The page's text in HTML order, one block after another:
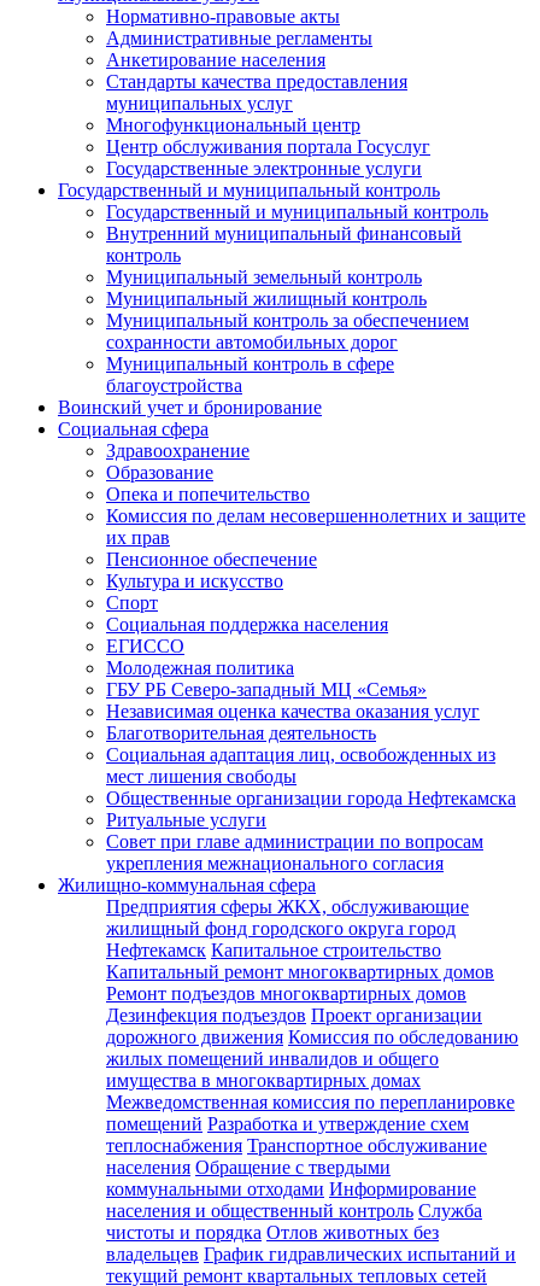
Нормативно-правовые акты
Административные регламенты
Анкетирование населения
Стандарты качества предоставления
муниципальных услуг
Многофункциональный центр
Центр обслуживания портала Госуслуг
Государственные электронные услуги
Государственный и муниципальный контроль
Государственный и муниципальный контроль
Внутренний муниципальный финансовый
контроль
Муниципальный земельный контроль
Муниципальный жилищный контроль
Муниципальный контроль за обеспечением
сохранности автомобильных дорог
Муниципальный контроль в сфере
благоустройства
Воинский учет и бронирование
Социальная сфера
Здравоохранение
Образование
Опека и попечительство
Комиссия по делам несовершеннолетних и защите
их прав
Пенсионное обеспечение
Культура и искусство
Спорт
Социальная поддержка населения
ЕГИССО
Молодежная политика
ГБУ РБ Северо-западный МЦ «Семья»
Независимая оценка качества оказания услуг
Благотворительная деятельность
Социальная адаптация лиц, освобожденных из
мест лишения свободы
Общественные организации города Нефтекамска
Ритуальные услуги
Совет при главе администрации по вопросам
укрепления межнационального согласия
Жилищно-коммунальная сфера
Предприятия сферы ЖКХ, обслуживающие
жилищный фонд городского округа город
Нефтекамск Капитальное строительство
Капитальный ремонт многоквартирных домов
Ремонт подъездов многоквартирных домов
Дезинфекция подъездов Проект организации
дорожного движения Комиссия по обследованию
жилых помещений инвалидов и общего
имущества в многоквартирных домах
Межведомственная комиссия по перепланировке
помещений Разработка и утверждение схем
теплоснабжения Транспортное обслуживание
населения Обращение с твердыми
коммунальными отходами Информирование
населения и общественный контроль Служба
чистоты и порядка Отлов животных без
владельцев График гидравлических испытаний и
текущий ремонт квартальных тепловых сетей